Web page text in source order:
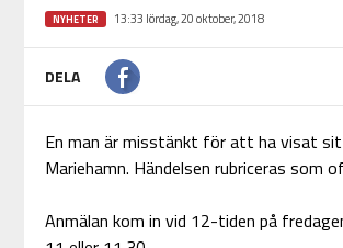
NYHETER 13:33 lördag, 20 oktober, 2018
DELA
En man är misstänkt för att ha visat
Mariehamn. Händelsen rubriceras
Anmälan kom in vid 12-tiden på